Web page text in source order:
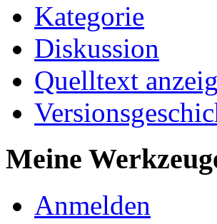
Kategorie
Diskussion
Quelltext
Meine
Anmelden